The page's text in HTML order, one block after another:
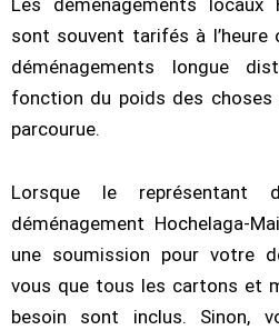
sont souvent tarifés à l’heure
déménagements longue
fonction du poids des
parcourue.
Lorsque le représentant
déménagement Hochelaga-
une soumission pour votre
vous que tous les cartons et
besoin sont inclus. Sinon,